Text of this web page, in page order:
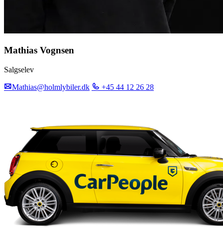
Mathias Vognsen
Salgselev
Mathias@holmlybiler.dk +45 44 12 26 28